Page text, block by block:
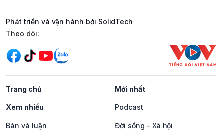
Phát triển và vận hành bởi SolidTech
Mạng xã hội
Theo dõi:
Trang chủ Mới nhất
Xem nhiều Podcast
Bàn và luận Đời sống - Xã hội